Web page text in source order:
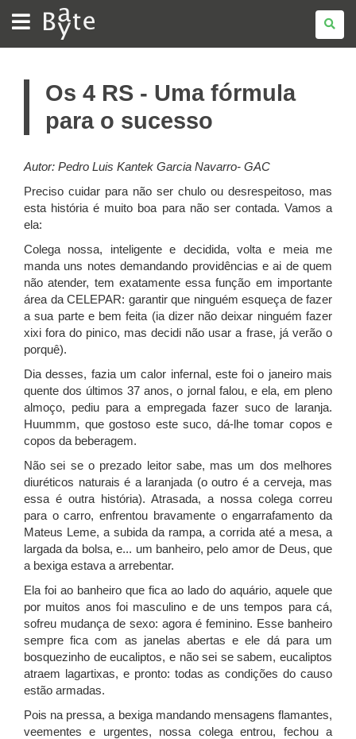
BATE
BYTE
Os 4 RS - Uma fórmula
para o sucesso
Autor: Pedro Luis Kantek Garcia Navarro- GAC
Preciso cuidar para não ser chulo ou desrespeitoso, mas
esta história é muito boa para não ser contada. Vamos a
ela:
Colega nossa, inteligente e decidida, volta e meia me
manda uns notes demandando providências e ai de quem
não atender, tem exatamente essa função em importante
área da CELEPAR: garantir que ninguém esqueça de fazer
a sua parte e bem feita (ia dizer não deixar ninguém fazer
xixi fora do pinico, mas decidi não usar a frase, já verão o
porquê).
Dia desses, fazia um calor infernal, este foi o janeiro mais
quente dos últimos 37 anos, o jornal falou, e ela, em pleno
almoço, pediu para a empregada fazer suco de laranja.
Huummm, que gostoso este suco, dá-lhe tomar copos e
copos da beberagem.
Não sei se o prezado leitor sabe, mas um dos melhores
diuréticos naturais é a laranjada (o outro é a cerveja, mas
essa é outra história). Atrasada, a nossa colega correu
para o carro, enfrentou bravamente o engarrafamento da
Mateus Leme, a subida da rampa, a corrida até a mesa, a
largada da bolsa, e... um banheiro, pelo amor de Deus, que
a bexiga estava a arrebentar.
Ela foi ao banheiro que fica ao lado do aquário, aquele que
por muitos anos foi masculino e de uns tempos para cá,
sofreu mudança de sexo: agora é feminino. Esse banheiro
sempre fica com as janelas abertas e ele dá para um
bosquezinho de eucaliptos, e não sei se sabem, eucaliptos
atraem lagartixas, e pronto: todas as condições do causo
estão armadas.
Pois na pressa, a bexiga mandando mensagens flamantes,
veementes e urgentes, nossa colega entrou, fechou a